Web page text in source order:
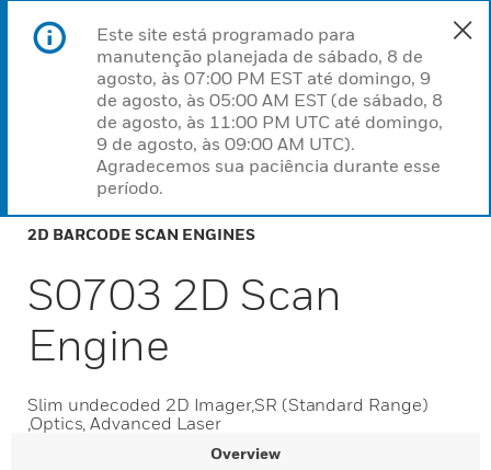
Este site está programado para
manutenção planejada de sábado, 8 de
agosto, às 07:00 PM EST até domingo, 9
de agosto, às 05:00 AM EST (de sábado, 8
de agosto, às 11:00 PM UTC até domingo,
9 de agosto, às 09:00 AM UTC).
Agradecemos sua paciência durante esse
período.
2D BARCODE SCAN ENGINES
S0703 2D Scan
Engine
Slim undecoded 2D Imager,SR (Standard Range)
,Optics, Advanced Laser
Overview